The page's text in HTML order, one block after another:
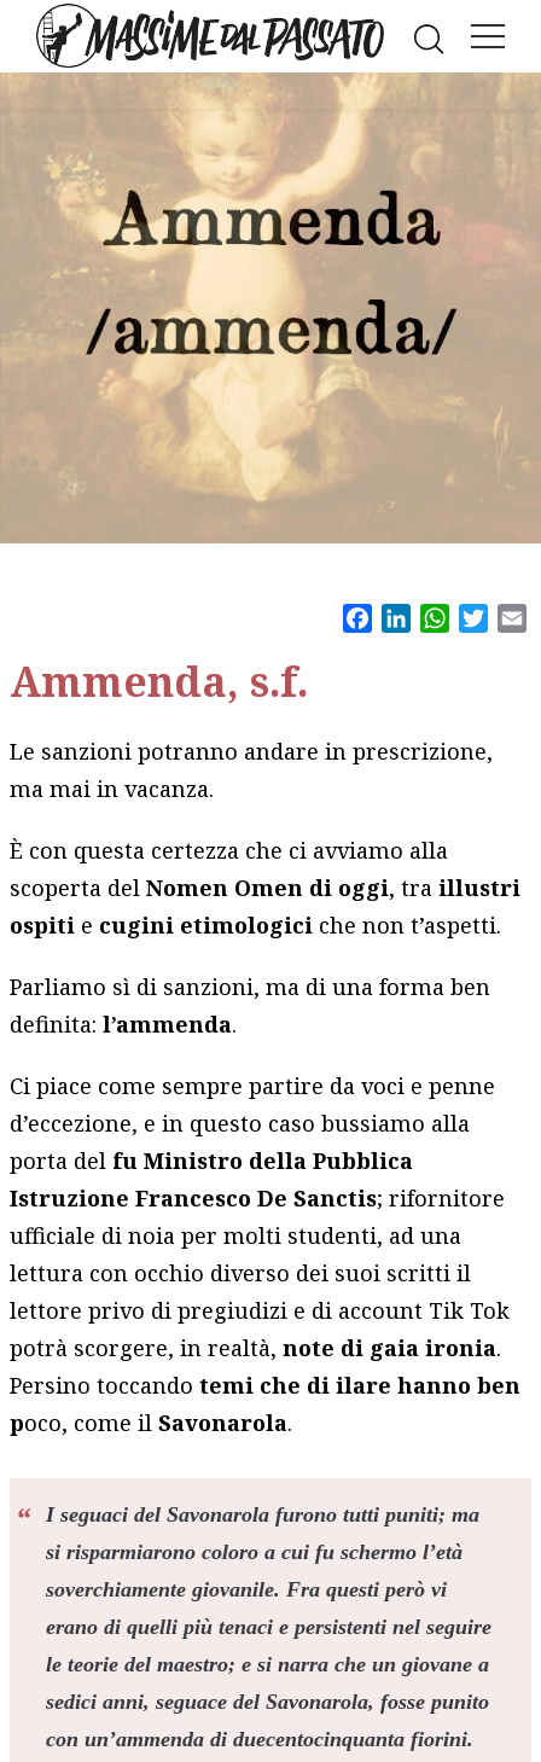
FacebookLinkedIn
Ammenda, s.f.
Le sanzioni potranno andare in prescrizione,
ma mai in vacanza.
È con questa certezza che ci avviamo alla
scoperta delNomen Omen di oggi, traillustri
ospiti e cugini etimologici che non t’aspetti.
Parliamo sì di sanzioni, ma di una forma ben
definita:l’ammenda.
Ci piace come sempre partire da voci e penne
d’eccezione, e in questo caso bussiamo alla
porta del fu Ministro della Pubblica
Istruzione Francesco De Sanctis; rifornitore
ufficiale di noia per molti studenti, ad una
lettura con occhio diverso dei suoi scritti il
lettore privo di pregiudizi e di account Tik Tok
potrà scorgere, in realtà,note di gaia ironia.
Persino toccandotemi che di ilare hanno ben
poco, come ilSavonarola.
I seguaci del Savonarola furono tutti puniti; ma
si risparmiarono coloro a cui fu schermo l’età
soverchiamente giovanile. Fra questi però vi
erano di quelli più tenaci e persistenti nel seguire
le teorie del maestro; e si narra che un giovane a
sedici anni, seguace del Savonarola, fosse punito
con un’ammenda di duecentocinquanta fiorini.